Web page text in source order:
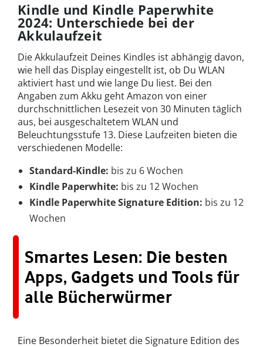
Kindle und Kindle Paperwhite
2024: Unterschiede bei der
Akkulaufzeit
Die Akkulaufzeit Deines Kindles ist abhängig davon,
wie hell das Display eingestellt ist, ob Du WLAN
aktiviert hast und wie lange Du liest. Bei den
Angaben zum Akku geht Amazon von einer
durchschnittlichen Lesezeit von 30 Minuten täglich
aus, bei ausgeschaltetem WLAN und
Beleuchtungsstufe 13. Diese Laufzeiten bieten die
verschiedenen Modelle:
Standard-Kindle: bis zu 6 Wochen
Kindle Paperwhite: bis zu 12 Wochen
Kindle Paperwhite Signature Edition: bis zu 12
Wochen
Smartes Lesen: Die besten
Apps, Gadgets und Tools für
alle Bücherwürmer
Eine Besonderheit bietet die Signature Edition des